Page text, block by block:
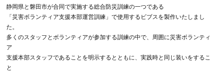
静岡県と磐田市が合同で実施する総合防災訓練の一つである
「災害ボランティア支援本部運営訓練」で使用するビブスを製作いたしまし
た。
多くのスタッフとボランティアが参加する訓練の中で、周囲に災害ボランティ
ア
支援本部スタッフであることを明示するとともに、実践時と同じ装いをするこ
と